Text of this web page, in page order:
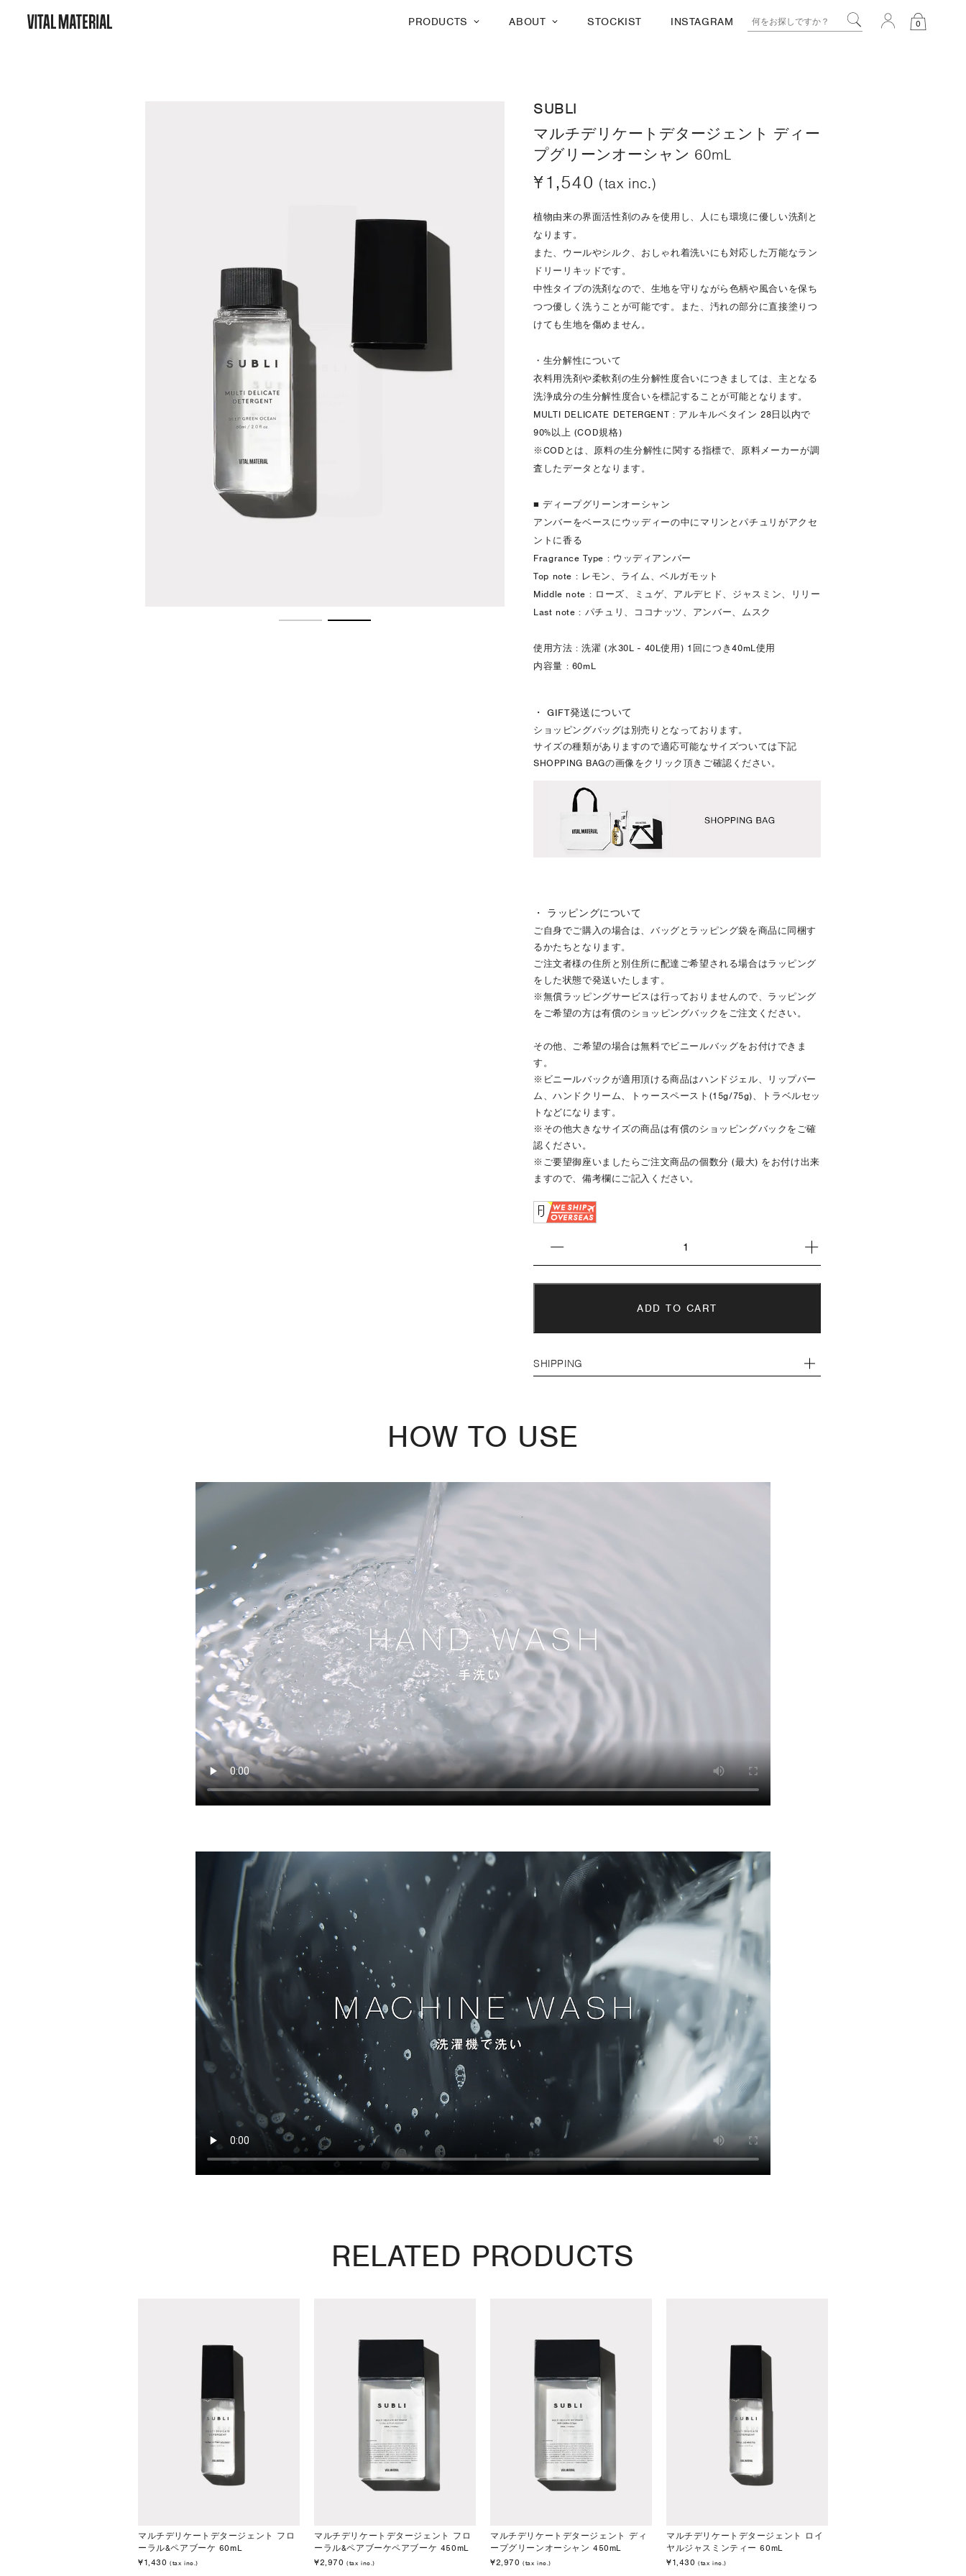
PRODUCTS ABOUT STOCKIST INSTAGRAM 0
SUBLI
マルチデリケートデタージェント ディー
プグリーンオーシャン 60mL
¥1,540 (tax inc.)
植物由来の界面活性剤のみを使用し、人にも環境に優しい洗剤と
なります。
また、ウールやシルク、おしゃれ着洗いにも対応した万能なラン
ドリーリキッドです。
中性タイプの洗剤なので、生地を守りながら色柄や風合いを保ち
つつ優しく洗うことが可能です。また、汚れの部分に直接塗りつ
けても生地を傷めません。
・生分解性について
衣料用洗剤や柔軟剤の生分解性度合いにつきましては、主となる
洗浄成分の生分解性度合いを標記することが可能となります。
MULTI DELICATE DETERGENT : アルキルベタイン 28日以内で
90%以上 (COD規格)
※CODとは、原料の生分解性に関する指標で、原料メーカーが調
査したデータとなります。
■ ディープグリーンオーシャン
アンバーをベースにウッディーの中にマリンとパチュリがアクセ
ントに香る
Fragrance Type : ウッディアンバー
Top note : レモン、ライム、ベルガモット
Middle note : ローズ、ミュゲ、アルデヒド、ジャスミン、リリー
Last note : パチュリ、ココナッツ、アンバー、ムスク
使用方法 : 洗濯 (水30L - 40L使用) 1回につき40mL使用
内容量 : 60mL
・ GIFT発送について
ショッピングバッグは別売りとなっております。
サイズの種類がありますので適応可能なサイズついては下記
SHOPPING BAGの画像をクリック頂きご確認ください。
・ ラッピングについて
ご自身でご購入の場合は、バッグとラッピング袋を商品に同梱す
るかたちとなります。
ご注文者様の住所と別住所に配達ご希望される場合はラッピング
をした状態で発送いたします。
※無償ラッピングサービスは行っておりませんので、ラッピング
をご希望の方は有償のショッピングバックをご注文ください。
その他、ご希望の場合は無料でビニールバッグをお付けできま
す。
※ビニールバックが適用頂ける商品はハンドジェル、リップバー
ム、ハンドクリーム、トゥースペースト(15g/75g)、トラベルセッ
トなどになります。
※その他大きなサイズの商品は有償のショッピングバックをご確
認ください。
※ご要望御座いましたらご注文商品の個数分 (最大) をお付け出来
ますので、備考欄にご記入ください。
SHIPPING
HOW TO USE
RELATED PRODUCTS
マルチデリケートデタージェント フロ
ーラル&ペアブーケ 60mL
¥1,430 (tax inc.)
マルチデリケートデタージェント フロ
ーラル&ペアブーケペアブーケ 450mL
¥2,970 (tax inc.)
マルチデリケートデタージェント ディ
ープグリーンオーシャン 450mL
¥2,970 (tax inc.)
マルチデリケートデタージェント ロイ
ヤルジャスミンティー 60mL
¥1,430 (tax inc.)